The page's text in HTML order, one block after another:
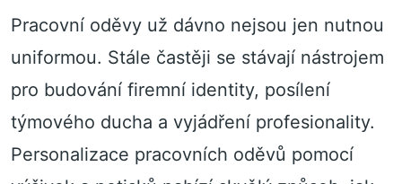
Pracovní oděvy už dávno nejsou jen nutnou
uniformou. Stále častěji se stávají nástrojem
pro budování firemní identity, posílení
týmového ducha a vyjádření profesionality.
Personalizace pracovních oděvů pomocí